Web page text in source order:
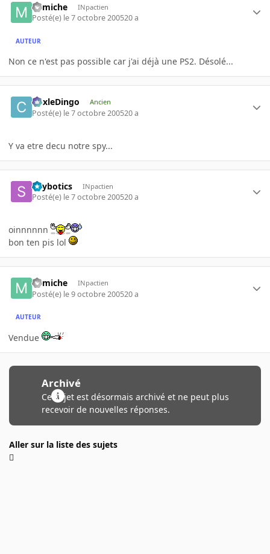
Mimiche INpactien
Posté(e) le 7 octobre 200520 a
AUTEUR
Non ce n'est pas possible car j'ai déjà une PS2. Désolé...
CoxleDingo Ancien
Posté(e) le 7 octobre 200520 a
Y va etre decu notre spy...
Spybotics INpactien
Posté(e) le 7 octobre 200520 a
oinnnnnn
bon ten pis lol
Mimiche INpactien
Posté(e) le 9 octobre 200520 a
AUTEUR
Vendue
Archivé
Ce sujet est désormais archivé et ne peut plus
recevoir de nouvelles réponses.
Aller sur la liste des sujets